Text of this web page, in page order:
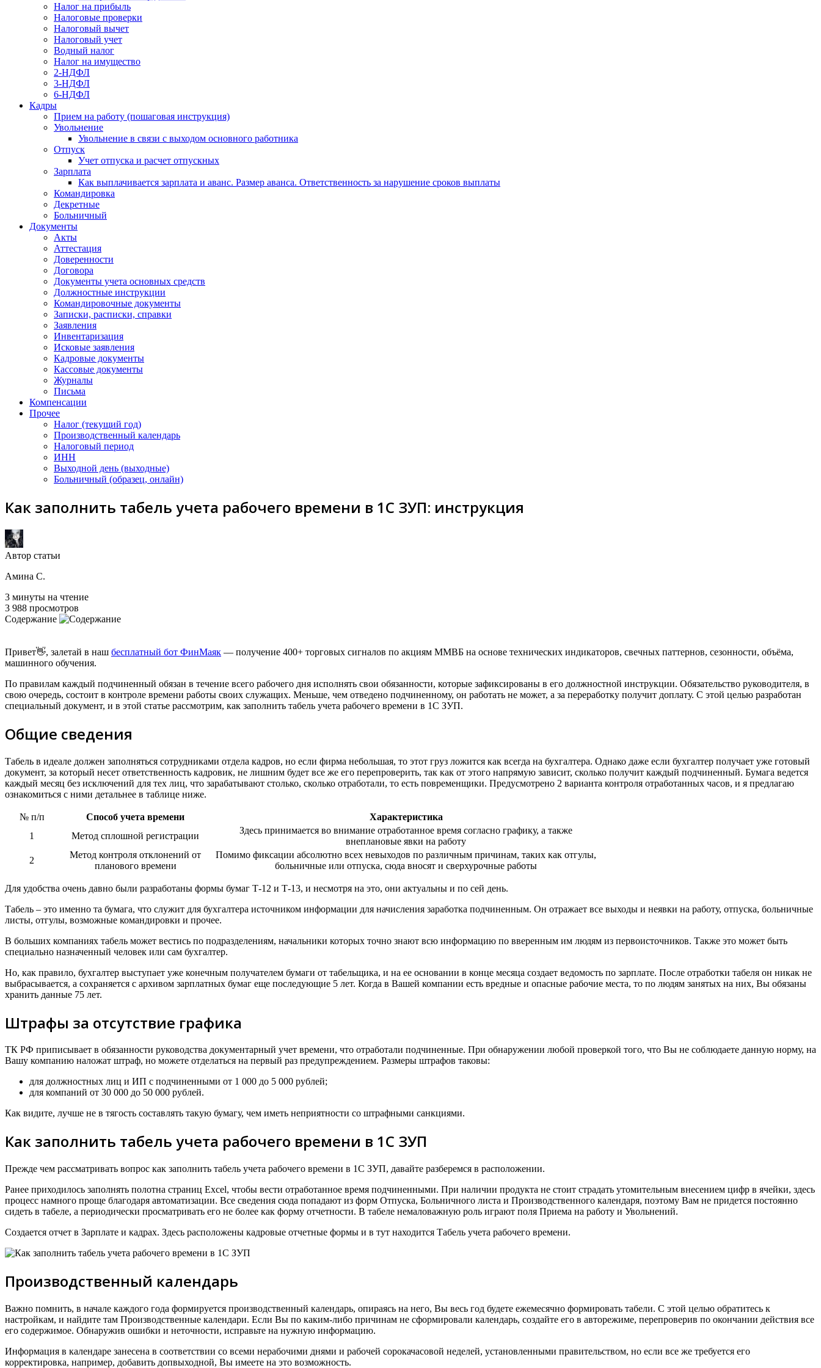
Налог на прибыль
Налоговые проверки
Налоговый вычет
Налоговый учет
Водный налог
Налог на имущество
2-НДФЛ
3-НДФЛ
6-НДФЛ
Кадры
Прием на работу (пошаговая инструкция)
Увольнение
Увольнение в связи с выходом основного работника
Отпуск
Учет отпуска и расчет отпускных
Зарплата
Как выплачивается зарплата и аванс. Размер аванса. Ответственность за нарушение сроков выплаты
Командировка
Декретные
Больничный
Документы
Акты
Аттестация
Доверенности
Договора
Документы учета основных средств
Должностные инструкции
Командировочные документы
Записки, расписки, справки
Заявления
Инвентаризация
Исковые заявления
Кадровые документы
Кассовые документы
Журналы
Письма
Компенсации
Прочее
Налог (текущий год)
Производственный календарь
Налоговый период
ИНН
Выходной день (выходные)
Больничный (образец, онлайн)
Как заполнить табель учета рабочего времени в 1С ЗУП: инструкция
Автор статьи
Амина С.
3 минуты на чтение
3 988 просмотров
Содержание
Привет👋, залетай в наш бесплатный бот ФинМаяк — получение 400+ торговых сигналов по акциям ММВБ на основе технических индикаторов, свечных паттернов, сезонности, объёма,
машинного обучения.
По правилам каждый подчиненный обязан в течение всего рабочего дня исполнять свои обязанности, которые зафиксированы в его должностной инструкции. Обязательство руководителя, в
свою очередь, состоит в контроле времени работы своих служащих. Меньше, чем отведено подчиненному, он работать не может, а за переработку получит доплату. С этой целью разработан
специальный документ, и в этой статье рассмотрим, как заполнить табель учета рабочего времени в 1С ЗУП.
Общие сведения
Табель в идеале должен заполняться сотрудниками отдела кадров, но если фирма небольшая, то этот груз ложится как всегда на бухгалтера. Однако даже если бухгалтер получает уже готовый
документ, за который несет ответственность кадровик, не лишним будет все же его перепроверить, так как от этого напрямую зависит, сколько получит каждый подчиненный. Бумага ведется
каждый месяц без исключений для тех лиц, что зарабатывают столько, сколько отработали, то есть повременщики. Предусмотрено 2 варианта контроля отработанных часов, и я предлагаю
ознакомиться с ними детальнее в таблице ниже.
№ п/п Способ учета времени
Характеристика
1
Метод сплошной регистрации
Здесь принимается во внимание отработанное время согласно графику, а также
внеплановые явки на работу
2
Метод контроля отклонений от
планового времени
Помимо фиксации абсолютно всех невыходов по различным причинам, таких как отгулы,
больничные или отпуска, сюда вносят и сверхурочные работы
Для удобства очень давно были разработаны формы бумаг Т-12 и Т-13, и несмотря на это, они актуальны и по сей день.
Табель – это именно та бумага, что служит для бухгалтера источником информации для начисления заработка подчиненным. Он отражает все выходы и неявки на работу, отпуска, больничные
листы, отгулы, возможные командировки и прочее.
В больших компаниях табель может вестись по подразделениям, начальники которых точно знают всю информацию по вверенным им людям из первоисточников. Также это может быть
специально назначенный человек или сам бухгалтер.
Но, как правило, бухгалтер выступает уже конечным получателем бумаги от табельщика, и на ее основании в конце месяца создает ведомость по зарплате. После отработки табеля он никак не
выбрасывается, а сохраняется с архивом зарплатных бумаг еще последующие 5 лет. Когда в Вашей компании есть вредные и опасные рабочие места, то по людям занятых на них, Вы обязаны
хранить данные 75 лет.
Штрафы за отсутствие графика
ТК РФ приписывает в обязанности руководства документарный учет времени, что отработали подчиненные. При обнаружении любой проверкой того, что Вы не соблюдаете данную норму, на
Вашу компанию наложат штраф, но можете отделаться на первый раз предупреждением. Размеры штрафов таковы:
для должностных лиц и ИП с подчиненными от 1 000 до 5 000 рублей;
для компаний от 30 000 до 50 000 рублей.
Как видите, лучше не в тягость составлять такую бумагу, чем иметь неприятности со штрафными санкциями.
Как заполнить табель учета рабочего времени в 1С ЗУП
Прежде чем рассматривать вопрос как заполнить табель учета рабочего времени в 1С ЗУП, давайте разберемся в расположении.
Ранее приходилось заполнять полотна страниц Excel, чтобы вести отработанное время подчиненными. При наличии продукта не стоит страдать утомительным внесением цифр в ячейки, здесь
процесс намного проще благодаря автоматизации. Все сведения сюда попадают из форм Отпуска, Больничного листа и Производственного календаря, поэтому Вам не придется постоянно
сидеть в табеле, а периодически просматривать его не более как форму отчетности. В табеле немаловажную роль играют поля Приема на работу и Увольнений.
Создается отчет в Зарплате и кадрах. Здесь расположены кадровые отчетные формы и в тут находится Табель учета рабочего времени.
Производственный календарь
Важно помнить, в начале каждого года формируется производственный календарь, опираясь на него, Вы весь год будете ежемесячно формировать табели. С этой целью обратитесь к
настройкам, и найдите там Производственные календари. Если Вы по каким-либо причинам не сформировали календарь, создайте его в авторежиме, перепроверив по окончании действия все
его содержимое. Обнаружив ошибки и неточности, исправьте на нужную информацию.
Информация в календаре занесена в соответствии со всеми нерабочими днями и рабочей сорокачасовой неделей, установленными правительством, но если все же требуется его
корректировка, например, добавить допвыходной, Вы имеете на это возможность.